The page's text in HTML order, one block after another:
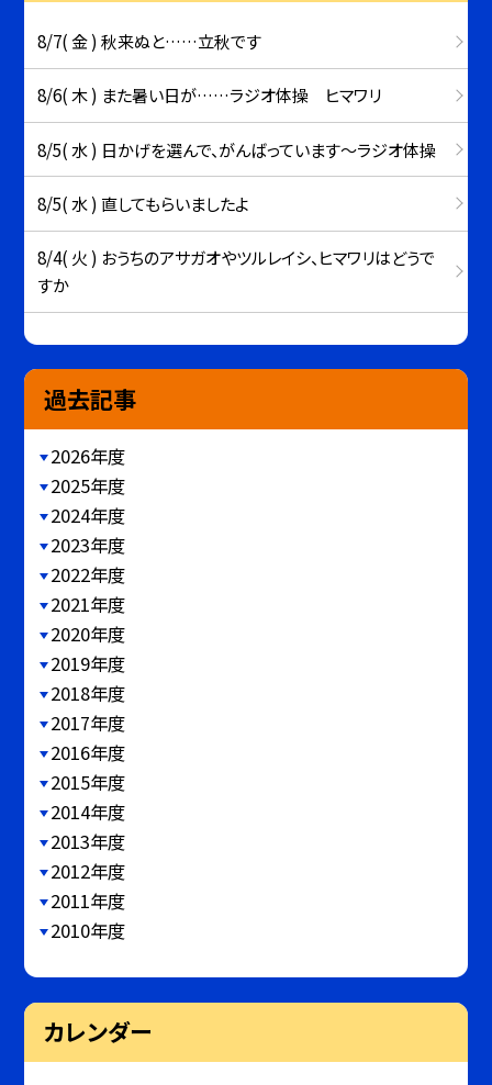
8/7( 金 ) 秋来ぬと……立秋です
8/6( 木 ) また暑い日が……ラジオ体操 ヒマワリ
8/5( 水 ) 日かげを選んで、がんばっています～ラジオ体操
8/5( 水 ) 直してもらいましたよ
8/4( 火 ) おうちのアサガオやツルレイシ、ヒマワリはどうで
すか
過去記事
2026年度
2025年度
2024年度
2023年度
2022年度
2021年度
2020年度
2019年度
2018年度
2017年度
2016年度
2015年度
2014年度
2013年度
2012年度
2011年度
2010年度
カレンダー